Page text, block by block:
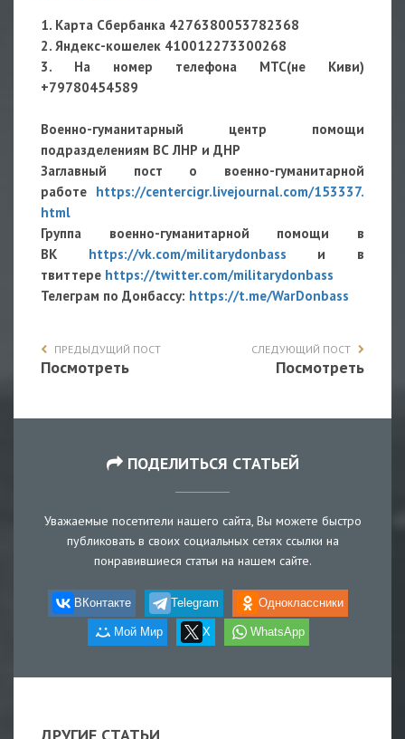
1. Карта Сбербанка 4276380053782368
2. Яндекс-кошелек 410012273300268
3. На номер телефона МТС(не Киви)
+79780454589
Военно-гуманитарный центр помощи
подразделениям ВС ЛНР и ДНР
Заглавный пост о военно-гуманитарной
работе https://centercigr.livejournal.com/153337.
html
Группа военно-гуманитарной помощи в
ВК https://vk.com/militarydonbass и в
твиттере https://twitter.com/militarydonbass
Телеграм по Донбассу: https://t.me/WarDonbass
ПРЕДЫДУЩИЙ ПОСТ
Посмотреть
СЛЕДУЮЩИЙ ПОСТ
Посмотреть
ПОДЕЛИТЬСЯ СТАТЬЕЙ
Уважаемые посетители нашего сайта, Вы можете быстро
публиковать в своих социальных сетях ссылки на
понравившиеся статьи на нашем сайте.
ВКонтакте Telegram Одноклассники
Мой Мир X WhatsApp
ДРУГИЕ СТАТЬИ